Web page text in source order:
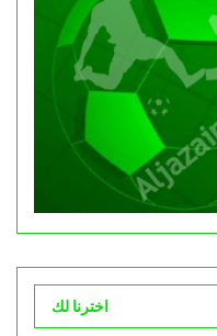
اخترنا لك